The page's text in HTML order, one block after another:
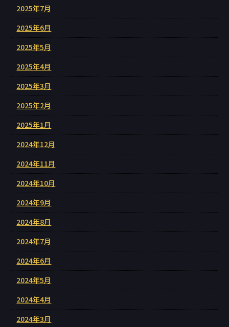
2025年7月
2025年6月
2025年5月
2025年4月
2025年3月
2025年2月
2025年1月
2024年12月
2024年11月
2024年10月
2024年9月
2024年8月
2024年7月
2024年6月
2024年5月
2024年4月
2024年3月